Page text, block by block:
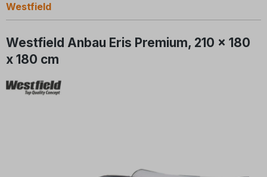
Westfield
Westfield Anbau Eris Premium, 210 x 180
x 180 cm